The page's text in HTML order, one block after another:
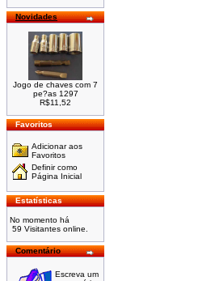
Novidades
Jogo de chaves com 7
pe?as 1297
R$11,52
Favoritos
Adicionar aos
Favoritos
Definir como
Página Inicial
Estatísticas
No momento há
59 Visitantes online.
Comentário
Escreva um